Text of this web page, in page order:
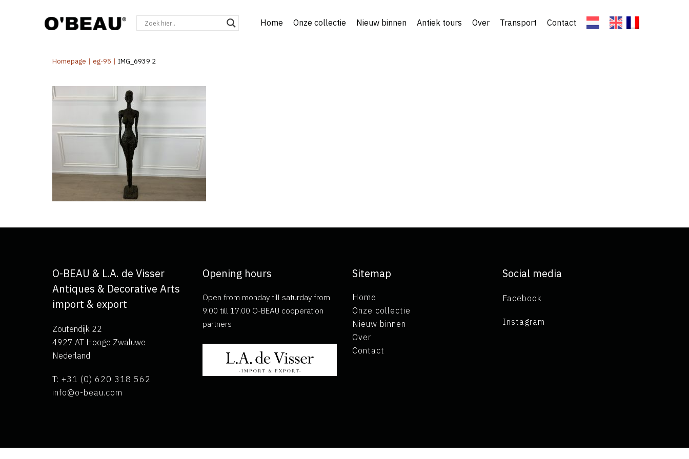
Home Onze collectie Nieuw binnen Antiek tours Over Transport Contact
Homepage | eg-95 | IMG_6939 2
O-BEAU & L.A. de Visser
Antiques & Decorative Arts
import & export
Zoutendijk 22
4927 AT Hooge Zwaluwe
Nederland
T: +31 (0) 620 318 562
info@o-beau.com
Opening hours
Open from monday till saturday from
9.00 till 17.00 O-BEAU cooperation
partners
Sitemap
Home
Onze collectie
Nieuw binnen
Over
Contact
Social media
Facebook
Instagram